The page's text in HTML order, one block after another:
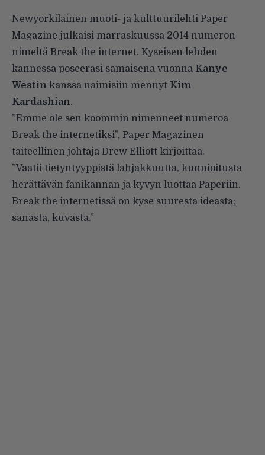
Newyorkilainen muoti- ja kulttuurilehti Paper
Magazine julkaisi marraskuussa 2014 numeron
nimeltä Break the internet. Kyseisen lehden
kannessa poseerasi samaisena vuonna Kanye
Westin kanssa naimisiin mennyt Kim
Kardashian.
”Emme ole sen koommin nimenneet numeroa
Break the internetiksi”, Paper Magazinen
taiteellinen johtaja Drew Elliott kirjoittaa.
”Vaatii tietyntyyppistä lahjakkuutta, kunnioitusta
herättävän fanikannan ja kyvyn luottaa Paperiin.
Break the internetissä on kyse suuresta ideasta;
sanasta, kuvasta.”